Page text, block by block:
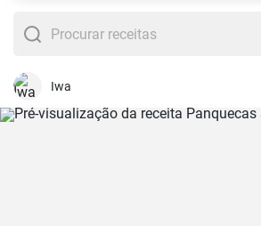
de aveia saudáveis sem açúcar
Iwa